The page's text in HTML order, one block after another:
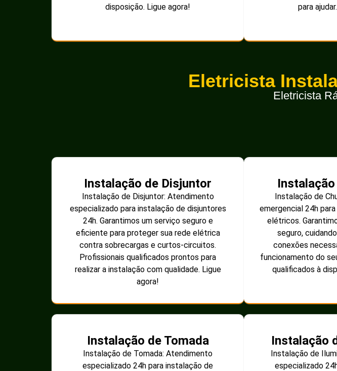
disposição. Ligue agora!
para
Eletricista
Eletricista
Instalação de Disjuntor
Instalação de Disjuntor: Atendimento
especializado para instalação de disjuntores
24h. Garantimos um serviço seguro e
eficiente para proteger sua rede elétrica
contra sobrecargas e curtos-circuitos.
Profissionais qualificados prontos para
realizar a instalação com qualidade. Ligue
agora!
Instalação de
emergencial 24h
elétricos.
seguro,
conexões
funcionamento do
qualificados à
Instalação de Tomada
Instalação de Tomada: Atendimento
especializado 24h para instalação de
Instalação
Instalação de
especializado